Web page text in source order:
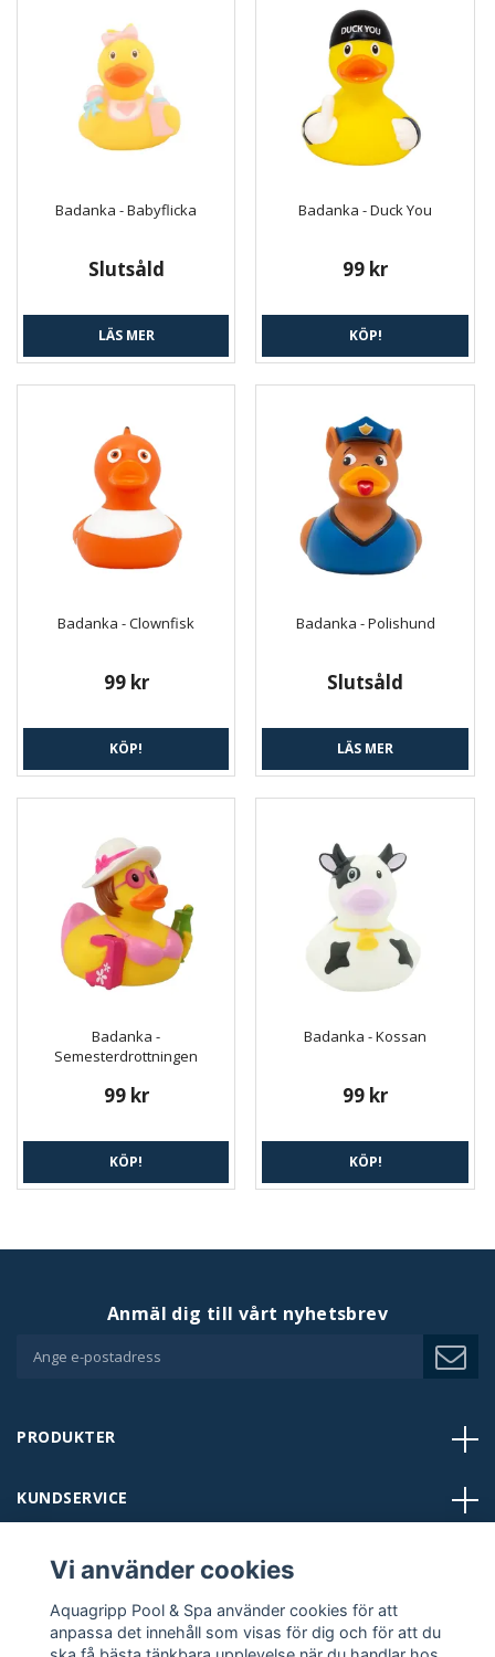
Badanka - Babyflicka
Slutsåld
LÄS MER
Badanka - Duck You
99 kr
KÖP!
Badanka - Clownfisk
99 kr
KÖP!
Badanka - Polishund
Slutsåld
LÄS MER
Badanka -
Semesterdrottningen
99 kr
KÖP!
Badanka - Kossan
99 kr
KÖP!
PRODUKTER
Anmäl dig till vårt nyhetsbrev
KUNDSERVICE
BUTIKER
KONTAKT
Vi använder cookies
Aquagripp Pool & Spa använder cookies för att
anpassa det innehåll som visas för dig och för att du